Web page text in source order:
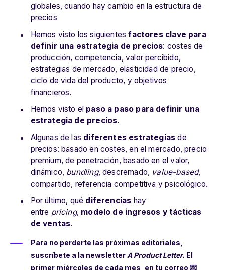
globales, cuando hay cambio en la estructura de
precios
Hemos visto los siguientes factores clave para
definir una estrategia de precios: costes de
producción, competencia, valor percibido,
estrategias de mercado, elasticidad de precio,
ciclo de vida del producto, y objetivos
financieros.
Hemos visto el paso a paso para definir una
estrategia de precios.
Algunas de las diferentes estrategias de
precios: basado en costes, en el mercado, precio
premium, de penetración, basado en el valor,
dinámico, bundling, descremado, value-based,
compartido, referencia competitiva y psicológico.
Por último, qué diferencias hay
entre pricing, modelo de ingresos y tácticas
de ventas.
Para no perderte las próximas editoriales,
suscríbete a la newsletter A Product Letter. El
primer miércoles de cada mes, en tu correo 💌